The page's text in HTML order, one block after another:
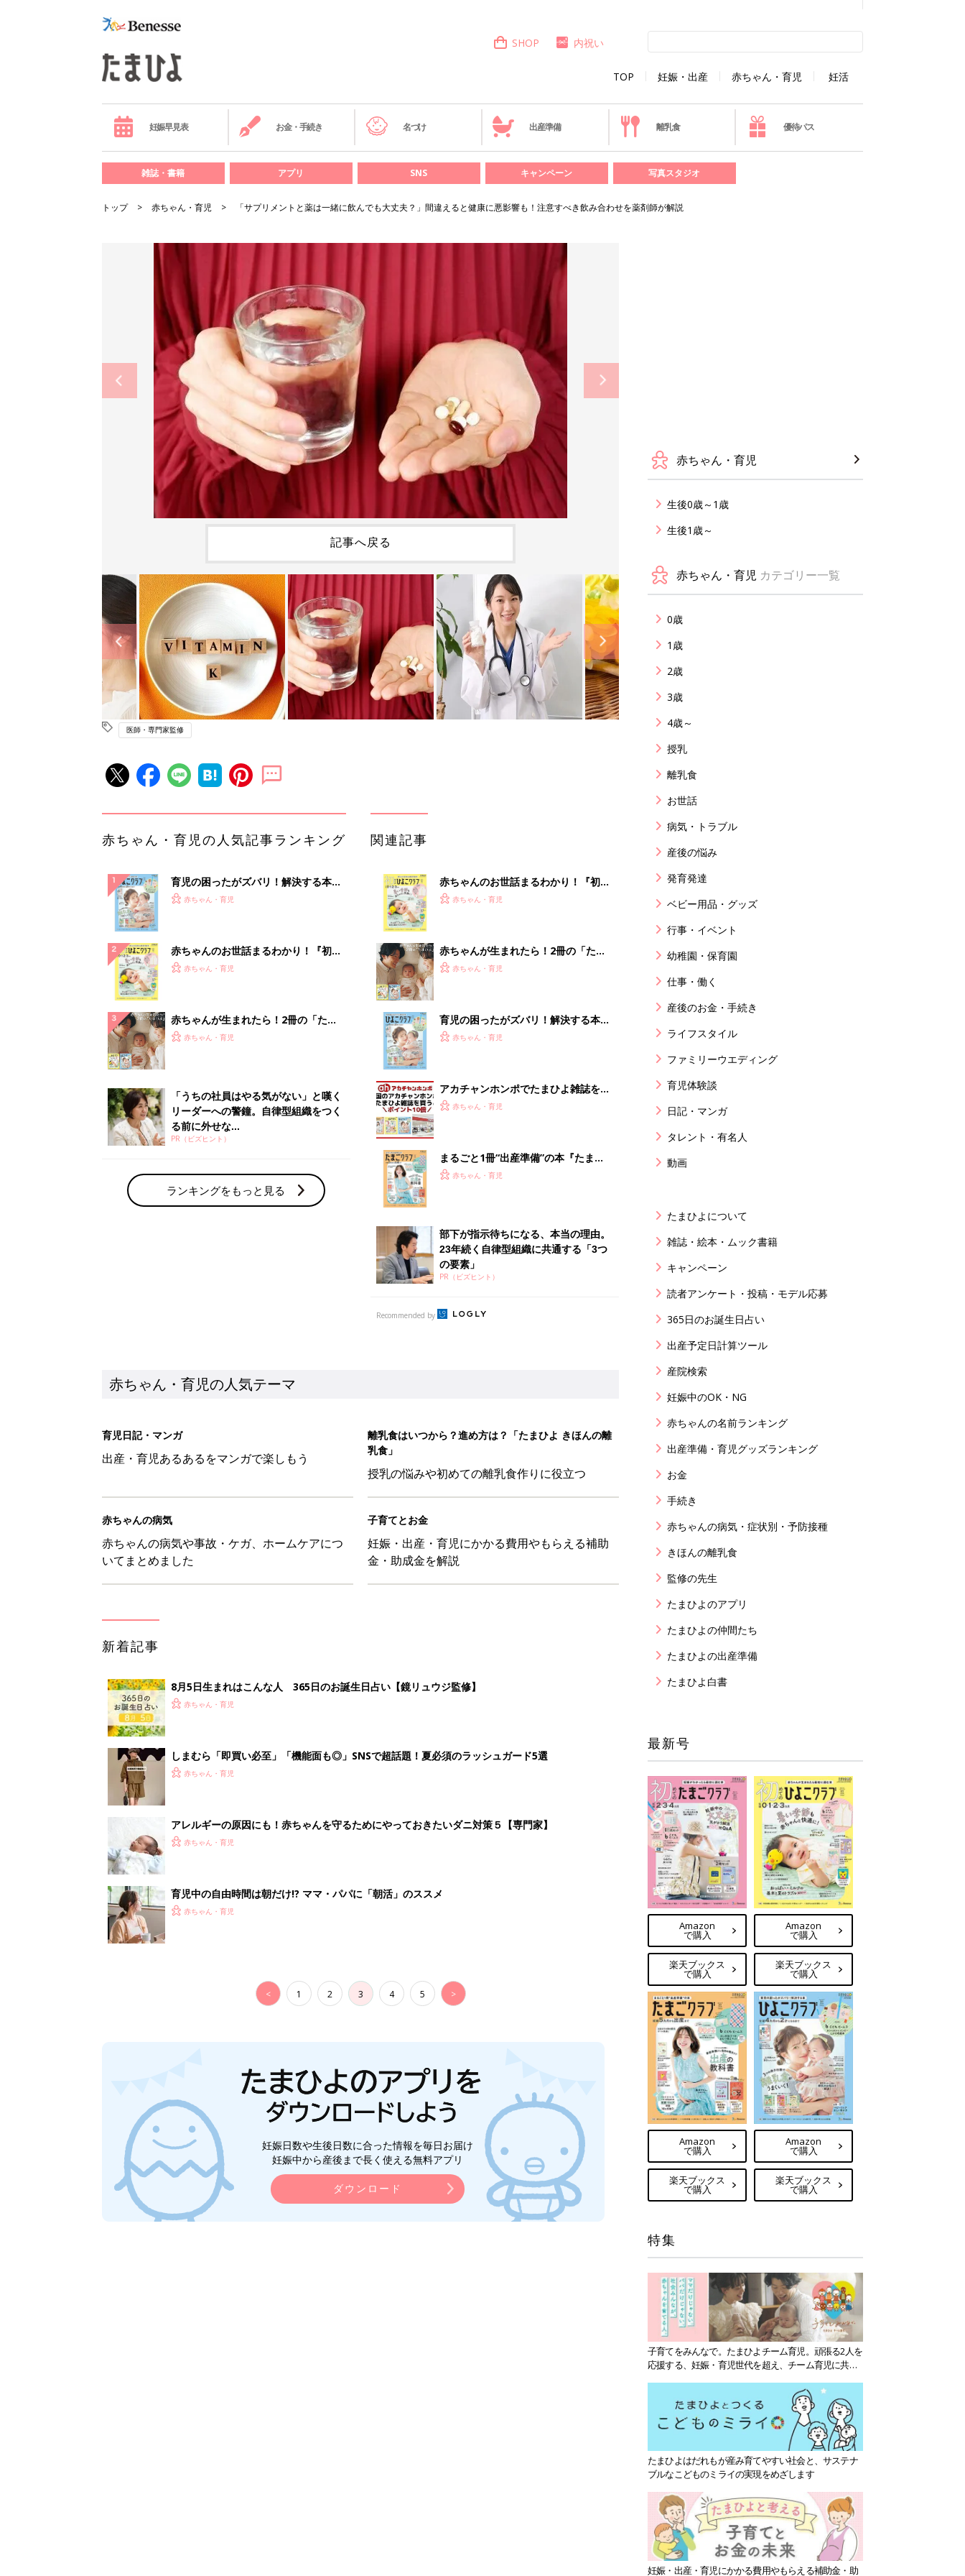
TOP 妊娠・出産 赤ちゃん・育児 妊活
SHOP 内祝い
妊娠早見表 お金・手続き 名づけ 出産準備 離乳食 優待パス
雑誌・書籍 アプリ SNS キャンペーン 写真スタジオ
トップ 赤ちゃん・育児 「サプリメントと薬は一緒に飲んでも大丈夫？」間違えると健康に悪影響も！注意すべき飲み合わせを薬剤師が解説
記事へ戻る
医師・専門家監修
赤ちゃん・育児の人気記事ランキング
育児の困ったがズバリ！解決する本
『ひよこクラブ 夏号』 4カ月～2才
赤ちゃん・育児
赤ちゃんのお世話まるわかり！『初め
てのひよこクラブ 夏号』〈巻頭大特
赤ちゃん・育児
赤ちゃんが生まれたら！2冊の「たま
ひよ」
赤ちゃん・育児
「うちの社員はやる気がない」と嘆く
リーダーへの警鐘。自律型組織をつく
る前に外せな...
PR（ビズヒント）
ランキングをもっと見る
関連記事
赤ちゃんのお世話まるわかり！『初め
てのひよこクラブ 夏号』〈巻頭大特
赤ちゃん・育児
赤ちゃんが生まれたら！2冊の「たま
ひよ」
赤ちゃん・育児
育児の困ったがズバリ！解決する本
『ひよこクラブ 夏号』 4カ月～2才
赤ちゃん・育児
アカチャンホンポでたまひよ雑誌を買
うとポイント10倍【期間限定】
赤ちゃん・育児
まるごと1冊“出産準備”の本『たまご
クラブ 夏号』〈スペシャル大特集〉
赤ちゃん・育児
部下が指示待ちになる、本当の理由。
23年続く自律型組織に共通する「3つ
の要素」
PR（ビズヒント）
Recommended by
赤ちゃん・育児の人気テーマ
育児日記・マンガ
出産・育児あるあるをマンガで楽しもう
離乳食はいつから？進め方は？「たまひよ きほんの離
乳食」
授乳の悩みや初めての離乳食作りに役立つ
赤ちゃんの病気
赤ちゃんの病気や事故・ケガ、ホームケアにつ
いてまとめました
子育てとお金
妊娠・出産・育児にかかる費用やもらえる補助
金・助成金を解説
新着記事
8月5日生まれはこんな人 365日のお誕生日占い【鏡リュウジ監修】
赤ちゃん・育児
しまむら「即買い必至」「機能面も◎」SNSで超話題！夏必須のラッシュガード5選
赤ちゃん・育児
アレルギーの原因にも！赤ちゃんを守るためにやっておきたいダニ対策５【専門家】
赤ちゃん・育児
育児中の自由時間は朝だけ!? ママ・パパに「朝活」のススメ
赤ちゃん・育児
< 1 2 3 4 5 >
妊娠日数や生後日数に合った情報を毎日お届け
妊娠中から産後まで長く使える無料アプリ
ダウンロード
赤ちゃん・育児
生後0歳～1歳
生後1歳～
赤ちゃん・育児 カテゴリー一覧
0歳
1歳
2歳
3歳
4歳～
授乳
離乳食
お世話
病気・トラブル
産後の悩み
発育発達
ベビー用品・グッズ
行事・イベント
幼稚園・保育園
仕事・働く
産後のお金・手続き
ライフスタイル
ファミリーウエディング
育児体験談
日記・マンガ
タレント・有名人
動画
たまひよについて
雑誌・絵本・ムック書籍
キャンペーン
読者アンケート・投稿・モデル応募
365日のお誕生日占い
出産予定日計算ツール
産院検索
妊娠中のOK・NG
赤ちゃんの名前ランキング
出産準備・育児グッズランキング
お金
手続き
赤ちゃんの病気・症状別・予防接種
きほんの離乳食
監修の先生
たまひよのアプリ
たまひよの仲間たち
たまひよの出産準備
たまひよ白書
最新号
Amazon
で購入
楽天ブックス
で購入
Amazon
で購入
楽天ブックス
で購入
Amazon
で購入
楽天ブックス
で購入
Amazon
で購入
楽天ブックス
で購入
特集
子育てをみんなで。たまひよチーム育児。頑張る2人を
応援する、妊娠・育児世代を超え、チーム育児に共感
たまひよはだれもが産み育てやすい社会と、サステナ
ブルなこどものミライの実現をめざします
妊娠・出産・育児にかかる費用やもらえる補助金・助